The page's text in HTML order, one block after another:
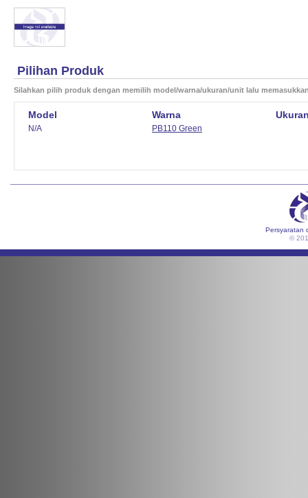
Pilihan Produk
Silahkan pilih produk dengan memilih model/warna/ukuran/unit lalu
Model
N/A
Warna
PB110 Green
Persyaratan
©